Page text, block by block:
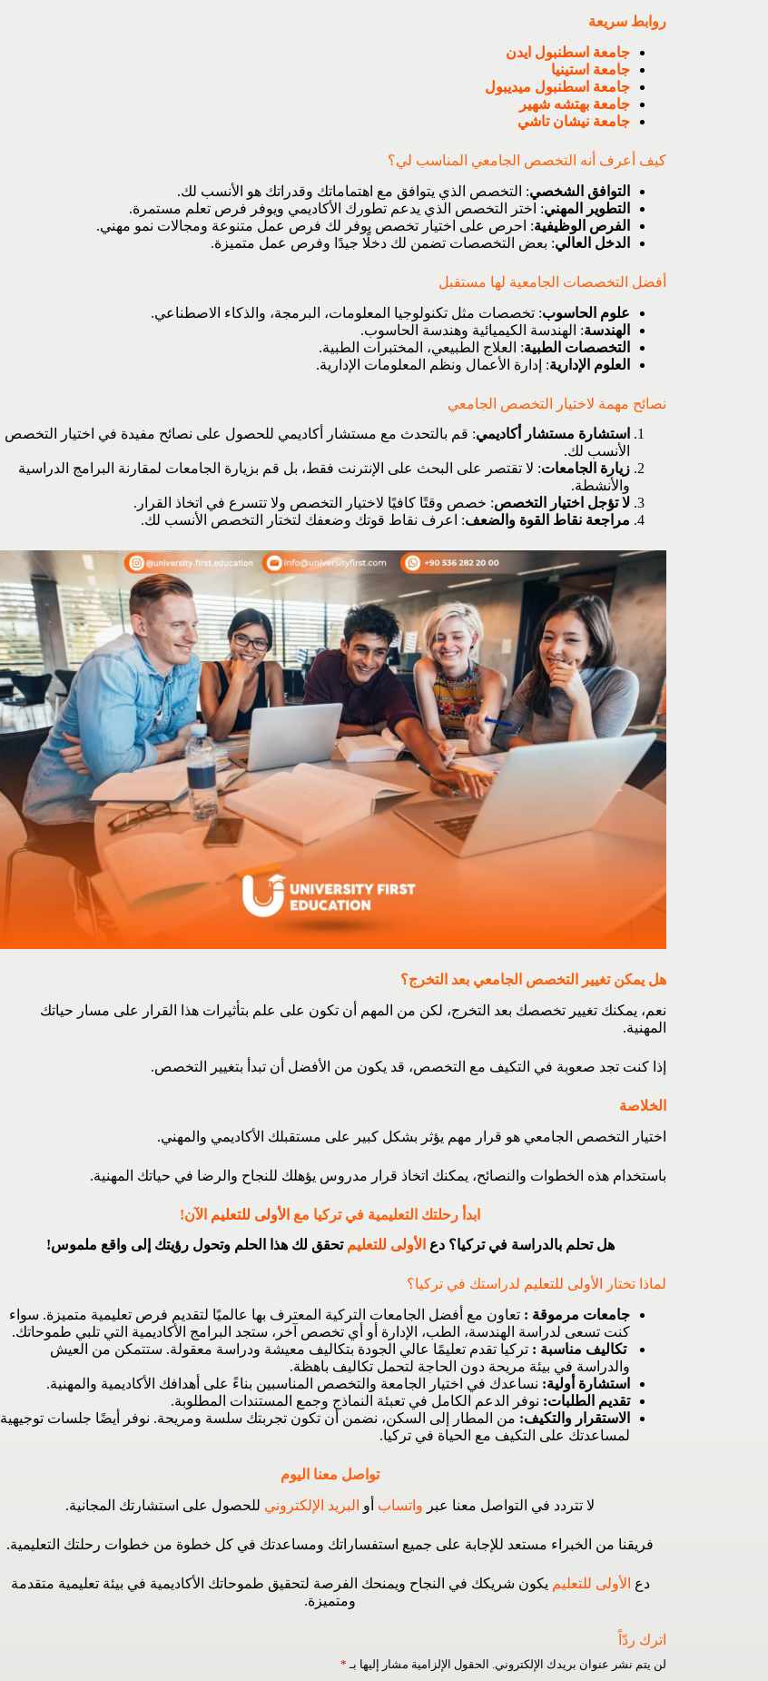
روابط سريعة
جامعة اسطنبول ايدن
جامعة استينيا
جامعة اسطنبول ميديبول
جامعة بهتشه شهير
جامعة نيشان تاشي
كيف أعرف أنه التخصص الجامعي المناسب لي؟
التوافق الشخصي: التخصص الذي يتوافق مع اهتماماتك وقدراتك هو الأنسب لك.
التطوير المهني: اختر التخصص الذي يدعم تطورك الأكاديمي ويوفر فرص تعلم مستمرة.
الفرص الوظيفية: احرص على اختيار تخصص يوفر لك فرص عمل متنوعة ومجالات نمو مهني.
الدخل العالي: بعض التخصصات تضمن لك دخلًا جيدًا وفرص عمل متميزة.
أفضل التخصصات الجامعية لها مستقبل
علوم الحاسوب: تخصصات مثل تكنولوجيا المعلومات، البرمجة، والذكاء الاصطناعي.
الهندسة: الهندسة الكيميائية وهندسة الحاسوب.
التخصصات الطبية: العلاج الطبيعي، المختبرات الطبية.
العلوم الإدارية: إدارة الأعمال ونظم المعلومات الإدارية.
نصائح مهمة لاختيار التخصص الجامعي
استشارة مستشار أكاديمي: قم بالتحدث مع مستشار أكاديمي للحصول على نصائح مفيدة في اختيار التخصص
الأنسب لك.
زيارة الجامعات: لا تقتصر على البحث على الإنترنت فقط، بل قم بزيارة الجامعات لمقارنة البرامج الدراسية
والأنشطة.
لا تؤجل اختيار التخصص: خصص وقتًا كافيًا لاختيار التخصص ولا تتسرع في اتخاذ القرار.
مراجعة نقاط القوة والضعف: اعرف نقاط قوتك وضعفك لتختار التخصص الأنسب لك.
هل يمكن تغيير التخصص الجامعي بعد التخرج؟
نعم، يمكنك تغيير تخصصك بعد التخرج، لكن من المهم أن تكون على علم بتأثيرات هذا القرار على مسار حياتك
المهنية.
إذا كنت تجد صعوبة في التكيف مع التخصص، قد يكون من الأفضل أن تبدأ بتغيير التخصص.
الخلاصة
اختيار التخصص الجامعي هو قرار مهم يؤثر بشكل كبير على مستقبلك الأكاديمي والمهني.
باستخدام هذه الخطوات والنصائح، يمكنك اتخاذ قرار مدروس يؤهلك للنجاح والرضا في حياتك المهنية.
ابدأ رحلتك التعليمية في تركيا مع الأولى للتعليم الآن!
هل تحلم بالدراسة في تركيا؟ دع الأولى للتعليم تحقق لك هذا الحلم وتحول رؤيتك إلى واقع ملموس!
لماذا تختار الأولى للتعليم لدراستك في تركيا؟
جامعات مرموقة : تعاون مع أفضل الجامعات التركية المعترف بها عالميًا لتقديم فرص تعليمية متميزة. سواء
كنت تسعى لدراسة الهندسة، الطب، الإدارة أو أي تخصص آخر، ستجد البرامج الأكاديمية التي تلبي طموحاتك.
تكاليف مناسبة : تركيا تقدم تعليمًا عالي الجودة بتكاليف معيشة ودراسة معقولة. ستتمكن من العيش
والدراسة في بيئة مريحة دون الحاجة لتحمل تكاليف باهظة.
استشارة أولية: نساعدك في اختيار الجامعة والتخصص المناسبين بناءً على أهدافك الأكاديمية والمهنية.
تقديم الطلبات: نوفر الدعم الكامل في تعبئة النماذج وجمع المستندات المطلوبة.
الاستقرار والتكيف: من المطار إلى السكن، نضمن أن تكون تجربتك سلسة ومريحة. نوفر أيضًا جلسات توجيهية
لمساعدتك على التكيف مع الحياة في تركيا.
تواصل معنا اليوم
لا تتردد في التواصل معنا عبر واتساب أو البريد الإلكتروني للحصول على استشارتك المجانية.
فريقنا من الخبراء مستعد للإجابة على جميع استفساراتك ومساعدتك في كل خطوة من خطوات رحلتك التعليمية.
دع الأولى للتعليم يكون شريكك في النجاح ويمنحك الفرصة لتحقيق طموحاتك الأكاديمية في بيئة تعليمية متقدمة
ومتميزة.
اترك ردّاً
لن يتم نشر عنوان بريدك الإلكتروني. الحقول الإلزامية مشار إليها بـ *